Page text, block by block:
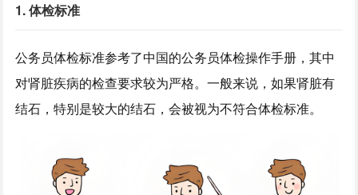
1. 体检标准
公务员体检标准参考了中国的公务员体检操作手册，其中
对肾脏疾病的检查要求较为严格。一般来说，如果肾脏有
结石，特别是较大的结石，会被视为不符合体检标准。